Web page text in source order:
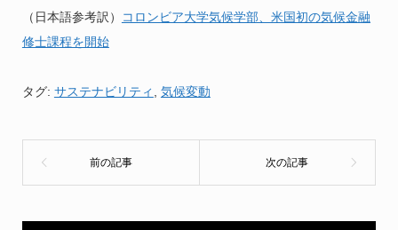
（日本語参考訳）
コロンビア大学気候学部、米国初の気候金融
修士課程を開始
タグ: サステナビリティ 気候変動